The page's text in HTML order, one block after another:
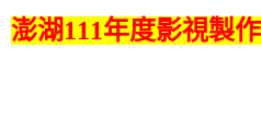
澎湖111年度影視製